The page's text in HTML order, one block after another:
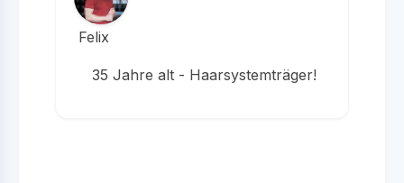
Felix
35 Jahre alt - Haarsystemträger!